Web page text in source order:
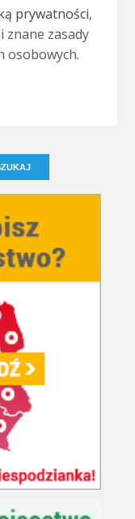
prywatności,
znane zasady
osobowych.